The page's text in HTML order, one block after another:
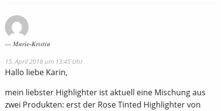
Marie-Kristin
15. April 2018 um 13:45 Uhr
Hallo liebe Karin,
mein liebster Highlighter ist aktuell eine Mischung aus
zwei Produkten: erst der Rose Tinted Highlighter von